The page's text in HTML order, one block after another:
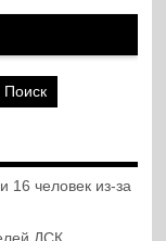
16 человек из-за